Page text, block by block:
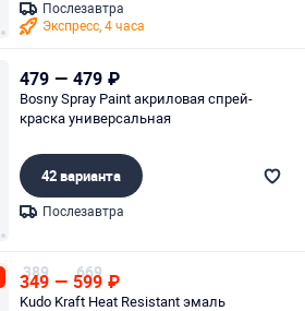
Послезавтра
Экспресс, 4 часа
479 — 479 ₽
Bosny Spray Paint акриловая спрей-
краска универсальная
42 варианта
Послезавтра
389
349 — 669
599 ₽
Kudo Kraft Heat Resistant эмаль